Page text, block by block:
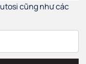
cũng như các